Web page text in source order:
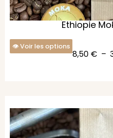
Ethiopie
Voir les options
8,50 € –